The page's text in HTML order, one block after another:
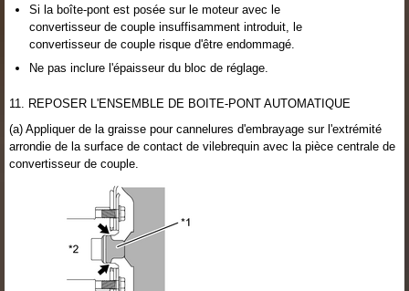
Si la boîte-pont est posée sur le moteur avec le
convertisseur de couple insuffisamment introduit, le
convertisseur de couple risque d'être endommagé.
Ne pas inclure l'épaisseur du bloc de réglage.
11. REPOSER L'ENSEMBLE DE BOITE-PONT AUTOMATIQUE
(a) Appliquer de la graisse pour cannelures d'embrayage sur l'extrémité
arrondie de la surface de contact de vilebrequin avec la pièce centrale de
convertisseur de couple.